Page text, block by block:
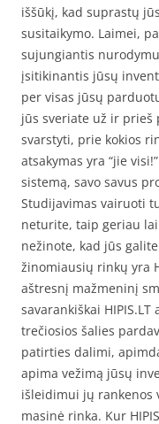
iššūkį, kad suprastų
susitaikymo. Laimei,
sujungiantis
įsitikinantis jūsų
per visas jūsų
jūs sveriate už ir prieš
svarstyti, prie kokios
atsakymas yra “jie
sistemą, savo savus
Studijavimas vairuoti
neturite, taip geriau
nežinote, kad jūs
žinomiausių rinkų yra
aštresnį mažmeninį
savarankiškai
trečiosios šalies
patirties dalimi,
apima vežimą jūsų
išleidimui jų rankenos
masinė rinka. Kur